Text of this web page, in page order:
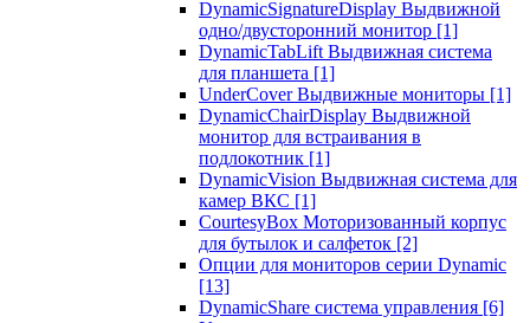
DynamicSignatureDisplay Выдвижной
одно/двусторонний монитор [1]
DynamicTabLift Выдвижная система
для планшета [1]
UnderCover Выдвижные мониторы [1]
DynamicChairDisplay Выдвижной
монитор для встраивания в
подлокотник [1]
DynamicVision Выдвижная система для
камер ВКС [1]
CourtesyBox Моторизованный корпус
для бутылок и салфеток [2]
Опции для мониторов серии Dynamic
[13]
DynamicShare система управления [6]